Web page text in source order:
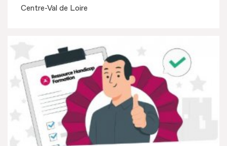
Centre-Val de Loire